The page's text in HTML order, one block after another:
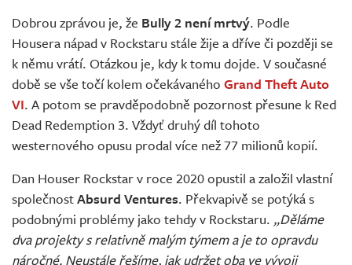
Dobrou zprávou je, že Bully 2 není mrtvý. Podle
Housera nápad v Rockstaru stále žije a dříve či později se
k němu vrátí. Otázkou je, kdy k tomu dojde. V současné
době se vše točí kolem očekávaného Grand Theft Auto
VI. A potom se pravděpodobně pozornost přesune k Red
Dead Redemption 3. Vždyť druhý díl tohoto
westernového opusu prodal více než 77 milionů kopií.
Dan Houser Rockstar v roce 2020 opustil a založil vlastní
společnostAbsurd Ventures. Překvapivě se potýká s
podobnými problémy jako tehdy v Rockstaru. „Děláme
dva projekty s relativně malým týmem a je to opravdu
náročné. Neustále řešíme, jak udržet oba ve vývoji